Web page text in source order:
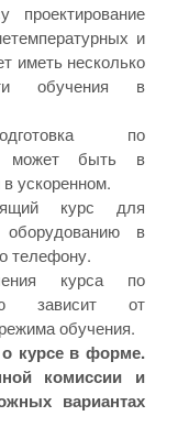
проектирование
и
иметь несколько
обучения в
по
может быть в
ускоренном.
курс для
в
телефону.
курса по
зависит от
обучения.
курсе в форме.
комиссии и
вариантах